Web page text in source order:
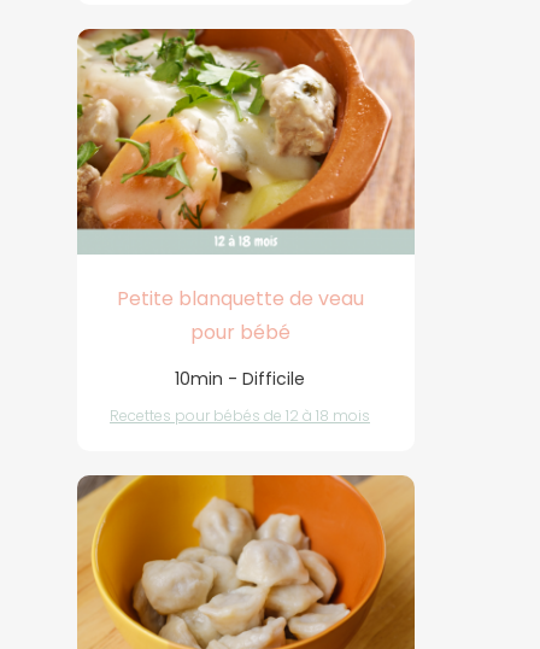
Petite blanquette de veau
pour bébé
10min - Difficile
Recettes pour bébés de 12 à 18 mois